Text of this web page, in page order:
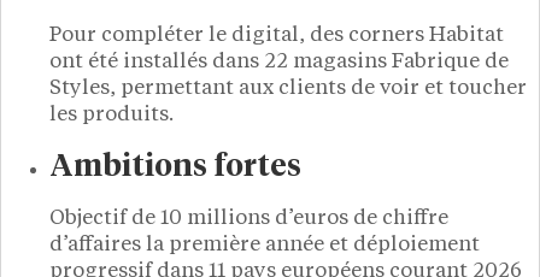
Pour compléter le digital, des corners Habitat
ont été installés dans 22 magasins Fabrique de
Styles, permettant aux clients de voir et toucher
les produits.
Ambitions fortes
Objectif de 10 millions d’euros de chiffre
d’affaires la première année et déploiement
progressif dans 11 pays européens courant 2026